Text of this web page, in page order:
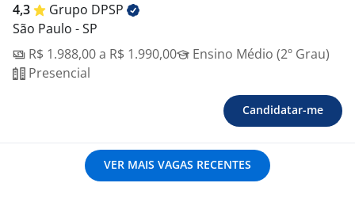
4,3 Grupo DPSP
São Paulo - SP
R$ 1.988,00 a R$ 1.990,00
Ensino Médio (2º Grau)
Presencial
Candidatar-me
VER MAIS VAGAS RECENTES